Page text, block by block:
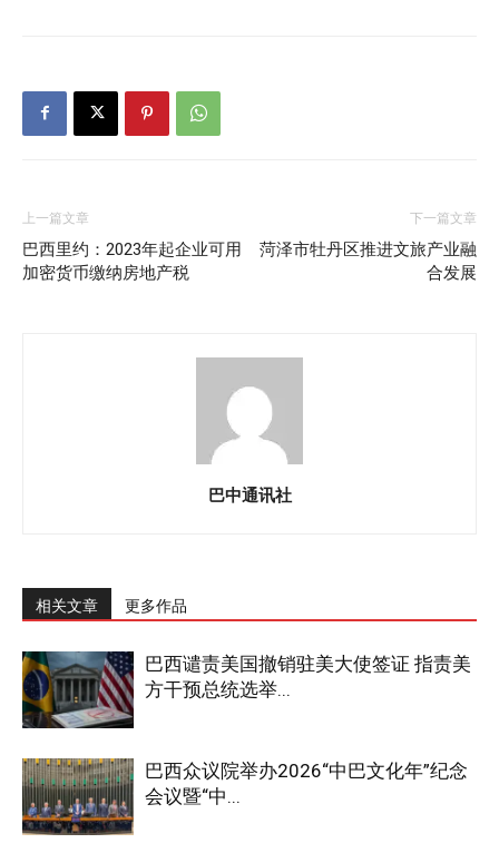
上一篇文章
巴西里约：2023年起企业可用
加密货币缴纳房地产税
下一篇文章
菏泽市牡丹区推进文旅产业融
合发展
巴中通讯社
相关文章 更多作品
巴西谴责美国撤销驻美大使签证 指责美
方干预总统选举...
巴西众议院举办2026“中巴文化年”纪念
会议暨“中...